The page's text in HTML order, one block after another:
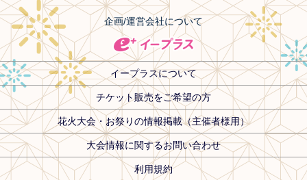
企画/運営会社について
イープラスについて
チケット販売をご希望の方
花火大会・お祭りの情報掲載（主催者様用）
大会情報に関するお問い合わせ
利用規約